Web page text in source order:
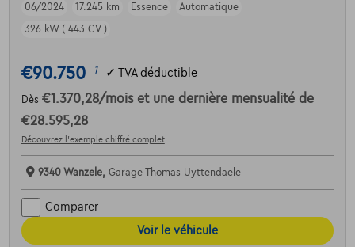
06/2024
17.245 km Essence
Automatique
326 kW ( 443 CV )
€90.750 1 ✓ TVA déductible
Dès €1.370,28/mois et une dernière mensualité de
€28.595,28
Découvrez l’exemple chiffré complet
9340 Wanzele, Garage Thomas Uyttendaele
Comparer
Voir le véhicule